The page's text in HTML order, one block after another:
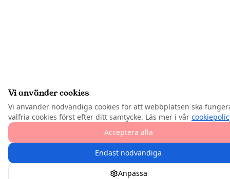
Vi använder cookies
Vi använder nödvändiga cookies för att webbplatsen ska
valfria cookies först efter ditt samtycke. Läs mer i vår
Anpassa
Endast nödvändiga
Acceptera alla